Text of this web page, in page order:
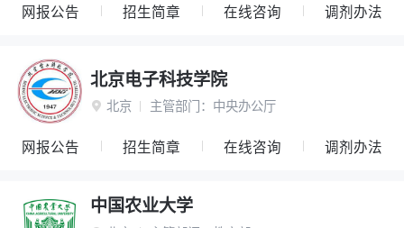
网报公告 招生简章 在线咨询 调剂办法
北京电子科技学院
 北京 主管部门： 中央办公厅
网报公告 招生简章 在线咨询 调剂办法
中国农业大学